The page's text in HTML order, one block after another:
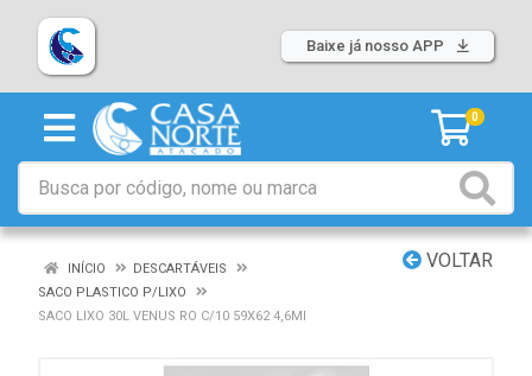
Baixe já nosso APP
0
VOLTAR
INÍCIO
DESCARTÁVEIS
SACO PLASTICO P/LIXO
SACO LIXO 30L VENUS RO C/10 59X62 4,6MI